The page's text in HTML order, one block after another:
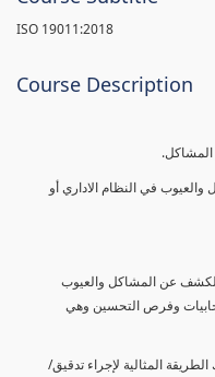
ISO 19011:2018
Course Description
المشاكل.
في النظام الاداري أو
عن المشاكل والعيوب
وفرص التحسين وهي
المثالية لإجراء تدقيق/